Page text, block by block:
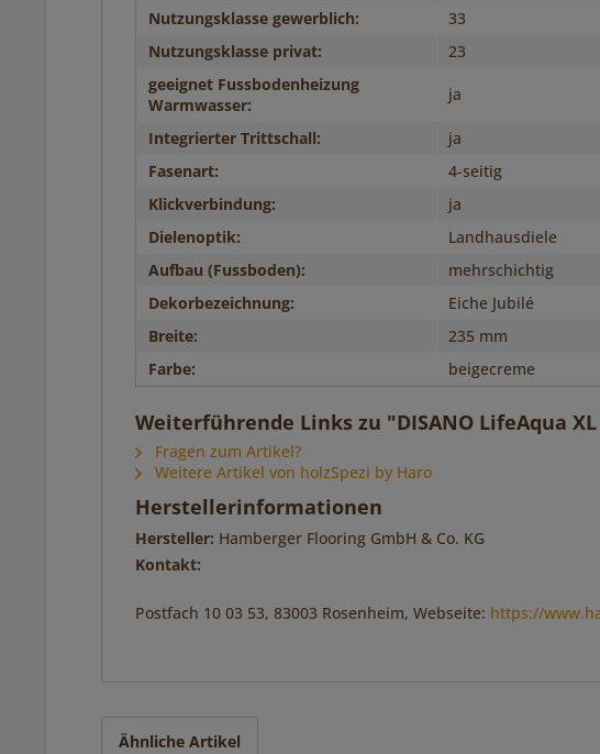
Nutzungsklasse gewerblich:
33
Nutzungsklasse privat:
23
geeignet Fussbodenheizung
Warmwasser:
ja
Integrierter Trittschall:
ja
Fasenart:
4-seitig
Klickverbindung:
ja
Dielenoptik:
Landhausdiele
Aufbau (Fussboden):
mehrschichtig
Dekorbezeichnung:
Eiche Jubilé
Breite:
235 mm
Farbe:
beigecreme
Weiterführende Links zu "DISANO LifeAqua
Fragen zum Artikel?
Weitere Artikel von holzSpezi by Haro
Herstellerinformationen
Hersteller: Hamberger Flooring GmbH & Co. KG
Kontakt:
Postfach 10 03 53, 83003 Rosenheim, Webseite: https://
Ähnliche Artikel